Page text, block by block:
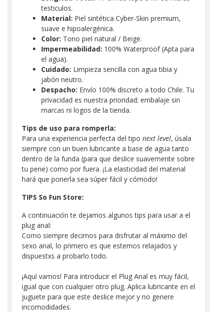
testiculos.
Material: Piel sintética Cyber-Skin premium,
suave e hipoalergénica.
Color: Tono piel natural / Beige.
Impermeabilidad: 100% Waterproof (Apta para
el agua).
Cuidado: Limpieza sencilla con agua tibia y
jabón neutro.
Despacho: Envío 100% discreto a todo Chile. Tu
privacidad es nuestra prioridad; embalaje sin
marcas ni logos de la tienda.
Tips de uso para romperla:
Para una experiencia perfecta del tipo next level, úsala
siempre con un buen lubricante a base de agua tanto
dentro de la funda (para que deslice suavemente sobre
tu pene) como por fuera. ¡La elasticidad del material
hará que ponerla sea súper fácil y cómodo!
TIPS So Fun Store:
A continuación te dejamos algunos tips para usar a el
plug anal:
Como siempre decimos para disfrutar al máximo del
sexo anal, lo primero es que estemos relajados y
dispuestxs a probarlo todo.
¡Aquí vamos! Para introducir el Plug Anal es muy fácil,
igual que con cualquier otro plug. Aplica lubricante en el
juguete para que este deslice mejor y no genere
incomodidades.